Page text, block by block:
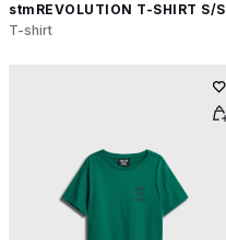
stmREVOLUTION T-SHIRT S/S
T-shirt